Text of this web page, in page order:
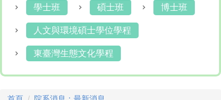
學士班 碩士班 博士班
人文與環境碩士學位學程
東臺灣生態文化學程